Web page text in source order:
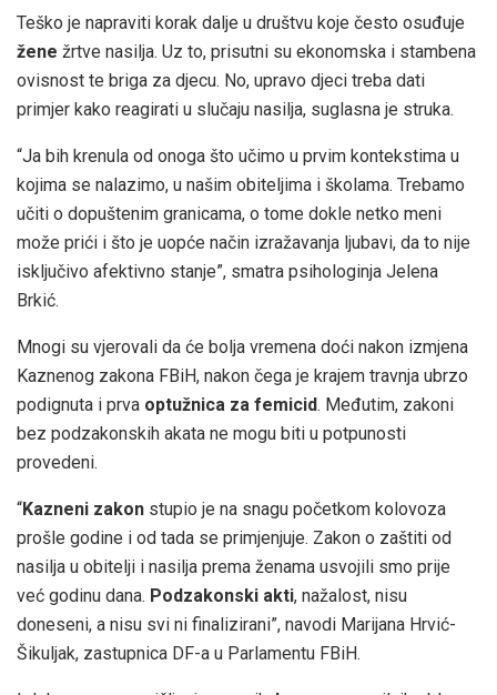
Teško je napraviti korak dalje u društvu koje često osuđuje
žene žrtve nasilja. Uz to, prisutni su ekonomska i stambena
ovisnost te briga za djecu. No, upravo djeci treba dati
primjer kako reagirati u slučaju nasilja, suglasna je struka.
“Ja bih krenula od onoga što učimo u prvim kontekstima u
kojima se nalazimo, u našim obiteljima i školama. Trebamo
učiti o dopuštenim granicama, o tome dokle netko meni
može prići i što je uopće način izražavanja ljubavi, da to nije
isključivo afektivno stanje”, smatra psihologinja Jelena
Brkić.
Mnogi su vjerovali da će bolja vremena doći nakon izmjena
Kaznenog zakona FBiH, nakon čega je krajem travnja ubrzo
podignuta i prva optužnica za femicid. Međutim, zakoni
bez podzakonskih akata ne mogu biti u potpunosti
provedeni.
“Kazneni zakon stupio je na snagu početkom kolovoza
prošle godine i od tada se primjenjuje. Zakon o zaštiti od
nasilja u obitelji i nasilja prema ženama usvojili smo prije
već godinu dana. Podzakonski akti, nažalost, nisu
doneseni, a nisu svi ni finalizirani”, navodi Marijana Hrvić-
Šikuljak, zastupnica DF-a u Parlamentu FBiH.